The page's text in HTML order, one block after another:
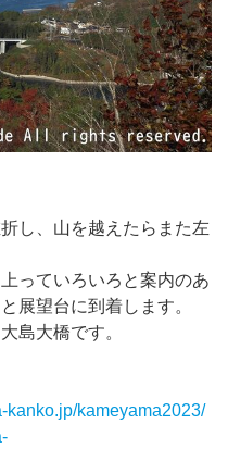
し、山を越えたらまた左
っていろいろと案内のあ
展望台に到着します。
島大橋です。
kanko.jp/kameyama2023/